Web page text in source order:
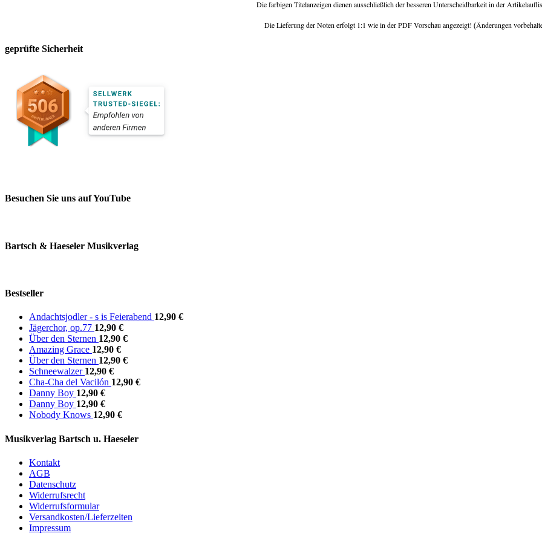
Die farbigen Titelanzeigen dienen ausschließlich der besseren Unterscheidbarkeit in der
Die Lieferung der Noten erfolgt 1:1 wie in der PDF Vorschau angezeigt! (Änderungen
geprüfte Sicherheit
Besuchen Sie uns auf YouTube
Bartsch & Haeseler Musikverlag
Bestseller
Andachtsjodler - s is Feierabend 12,90 €
Jägerchor, op.77 12,90 €
Über den Sternen 12,90 €
Amazing Grace 12,90 €
Über den Sternen 12,90 €
Schneewalzer 12,90 €
Cha-Cha del Vacilón 12,90 €
Danny Boy 12,90 €
Danny Boy 12,90 €
Nobody Knows 12,90 €
Musikverlag Bartsch u. Haeseler
Kontakt
AGB
Datenschutz
Widerrufsrecht
Widerrufsformular
Versandkosten/Lieferzeiten
Impressum